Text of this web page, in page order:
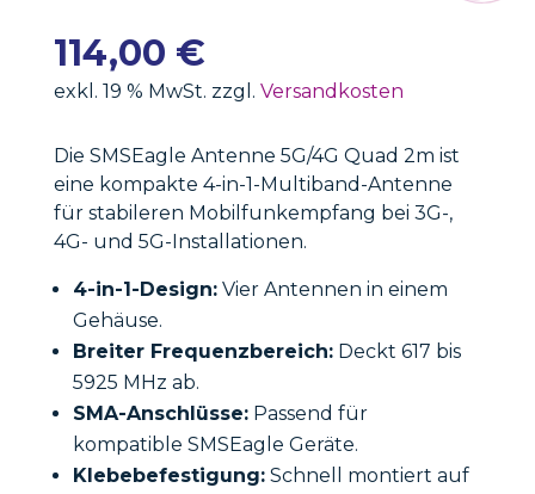
114,00 €
exkl. 19 % MwSt. zzgl. Versandkosten
Die SMSEagle Antenne 5G/4G Quad 2m ist
eine kompakte 4-in-1-Multiband-Antenne
für stabileren Mobilfunkempfang bei 3G-,
4G- und 5G-Installationen.
4-in-1-Design:Vier Antennen in einem
Gehäuse.
Breiter Frequenzbereich:Deckt 617 bis
5925 MHz ab.
SMA-Anschlüsse:Passend für
kompatible SMSEagle Geräte.
Klebebefestigung:Schnell montiert auf